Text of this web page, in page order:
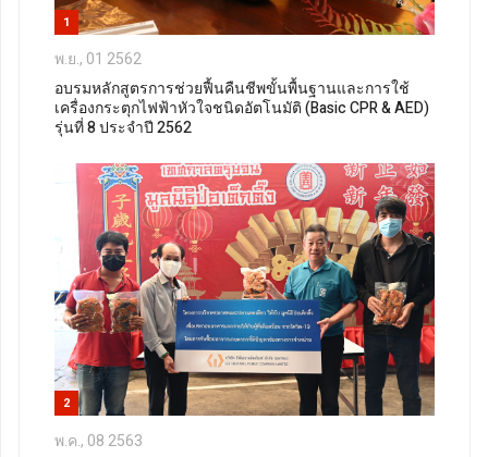
1
พ.ย., 01 2562
อบรมหลักสูตรการช่วยฟื้นคืนชีพขั้นพื้นฐานและการใช้
เครื่องกระตุกไฟฟ้าหัวใจชนิดอัตโนมัติ (Basic CPR & AED)
รุ่นที่ 8 ประจำปี 2562
2
พ.ค., 08 2563